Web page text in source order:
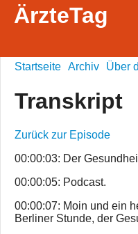
ÄrzteTag
Startseite Archiv Über
Transkript
Zurück zur Episode
00:00:03: Der
00:00:05: Podcast.
00:00:07: Moin und ein
Berliner Stunde, der